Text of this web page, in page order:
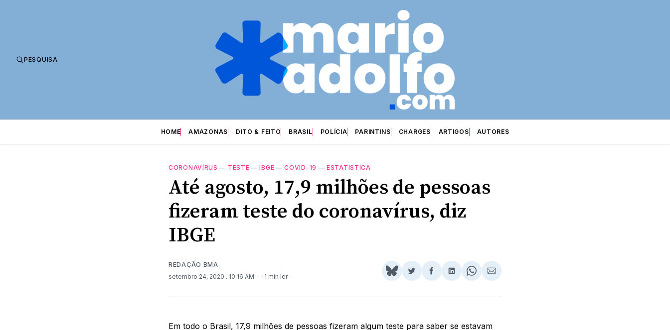
PESQUISA
HOME AMAZONAS DITO & FEITO BRASIL POLÍCIA PARINTINS CHARGES ARTIGOS AUTORES
CORONAVÍRUS — TESTE —IBGE —COVID-19 —ESTATISTICA
Até agosto, 17,9 milhões de pessoas
fizeram teste do coronavírus, diz
IBGE
REDAÇÃO BMA
setembro 24, 2020 . 10:16 AM 1 min ler
Share
BlueSky
Compartilhar
Twitter
Compartilhar
Facebook
Compartilhar
LinkedIn
Share
WhatsApp
Compartilhar
Email
Em todo o Brasil, 17,9 milhões de pessoas fizeram algum teste para saber se estavam